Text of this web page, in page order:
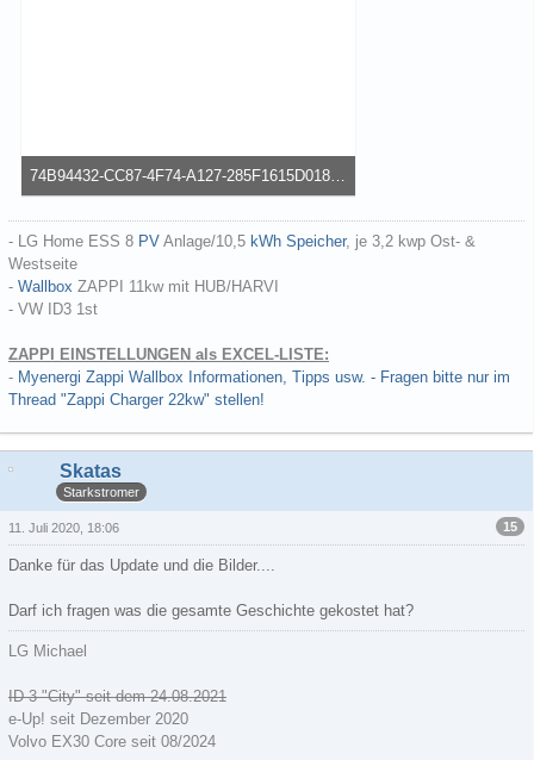
74B94432-CC87-4F74-A127-285F1615D018.png
50,04 kB, 337×600, 55 mal angesehen
- LG Home ESS 8 PV Anlage/10,5 kWh Speicher, je 3,2 kwp Ost- &
Westseite
- Wallbox ZAPPI 11kw mit HUB/HARVI
- VW ID3 1st
ZAPPI EINSTELLUNGEN als EXCEL-LISTE:
- Myenergi Zappi Wallbox Informationen, Tipps usw. - Fragen bitte nur im
Thread "Zappi Charger 22kw" stellen!
Skatas
Starkstromer
15
11. Juli 2020, 18:06
Danke für das Update und die Bilder....
Darf ich fragen was die gesamte Geschichte gekostet hat?
LG Michael
ID 3 "City" seit dem 24.08.2021
e-Up! seit Dezember 2020
Volvo EX30 Core seit 08/2024